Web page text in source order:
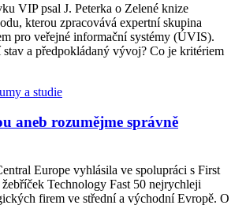
VIP psal J. Peterka o Zelené knize
kterou zpracovává expertní skupina
pro veřejné informační systémy (ÚVIS).
a předpokládaný vývoj? Co je kritériem
a studie
aneb rozumějme správně
Europe vyhlásila ve spolupráci s First
Technology Fast 50 nejrychleji
firem ve střední a východní Evropě. O